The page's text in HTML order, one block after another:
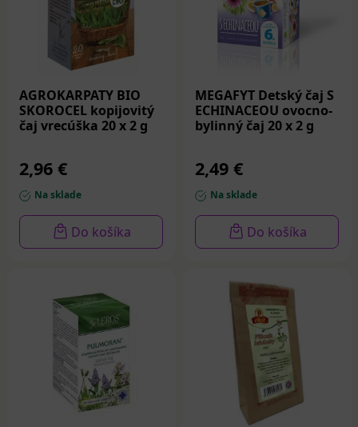
AGROKARPATY BIO
SKOROCEL kopijovitý
čaj vrecúška 20 x 2 g
2,96 €
Na sklade
Do košíka
MEGAFYT Detský čaj S
ECHINACEOU ovocno-
bylinný čaj 20 x 2 g
2,49 €
Na sklade
Do košíka